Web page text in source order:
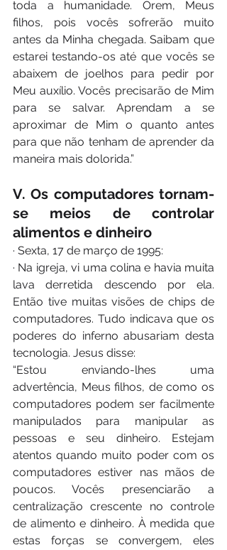
toda a humanidade. Orem, Meus
filhos, pois vocês sofrerão muito
antes da Minha chegada. Saibam que
estarei testando-os até que vocês se
abaixem de joelhos para pedir por
Meu auxílio. Vocês precisarão de Mim
para se salvar. Aprendam a se
aproximar de Mim o quanto antes
para que não tenham de aprender da
maneira mais dolorida.”
V. Os computadores tornam-
se meios de controlar
alimentos e dinheiro
· Sexta, 17 de março de 1995:
· Na igreja, vi uma colina e havia muita
lava derretida descendo por ela.
Então tive muitas visões de chips de
computadores. Tudo indicava que os
poderes do inferno abusariam desta
tecnologia. Jesus disse:
“Estou enviando-lhes uma
advertência, Meus filhos, de como os
computadores podem ser facilmente
manipulados para manipular as
pessoas e seu dinheiro. Estejam
atentos quando muito poder com os
computadores estiver nas mãos de
poucos. Vocês presenciarão a
centralização crescente no controle
de alimento e dinheiro. À medida que
estas forças se convergem, eles